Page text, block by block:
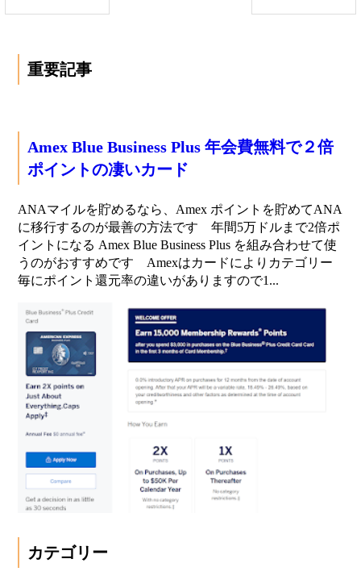
重要記事
Amex Blue Business Plus 年会費無料で２倍
ポイントの凄いカード
ANAマイルを貯めるなら、Amex ポイントを貯めてANA
に移行するのが最善の方法です 年間5万ドルまで2倍ポ
イントになる Amex Blue Business Plus を組み合わせて使
うのがおすすめです Amexはカードによりカテゴリー
毎にポイント還元率の違いがありますので1...
カテゴリー